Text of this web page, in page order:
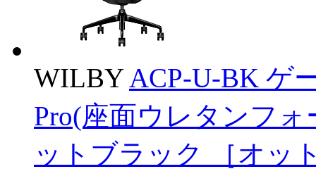
WILBY ACP-U-BK ゲ
Pro(座面ウレタンフ
ットブラック ［オッ